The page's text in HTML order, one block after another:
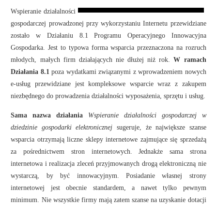
SZKOLENIA
KONTAKT
Wspieranie działalności
gospodarczej prowadzonej przy wykorzystaniu Internetu przewidziane
zostało w Działaniu 8.1 Programu Operacyjnego Innowacyjna
Gospodarka. Jest to typowa forma wsparcia przeznaczona na rozruch
młodych, małych firm działających nie dłużej niż rok.W ramach
Działania 8.1 poza wydatkami związanymi z wprowadzeniem nowych
e-usług przewidziane jest kompleksowe wsparcie wraz z zakupem
niezbędnego do prowadzenia działalności wyposażenia, sprzętu i usług.
Sama nazwa działania Wspieranie działalności gospodarczej w
dziedzinie gospodarki elektronicznej sugeruje, że największe szanse
wsparcia otrzymają liczne sklepy internetowe zajmujące się sprzedażą
za pośrednictwem stron internetowych. Jednakże sama strona
internetowa i realizacja zleceń przyjmowanych drogą elektroniczną nie
wystarczą, by być innowacyjnym. Posiadanie własnej strony
internetowej jest obecnie standardem, a nawet tylko pewnym
minimum. Nie wszystkie firmy mają zatem szanse na uzyskanie dotacji